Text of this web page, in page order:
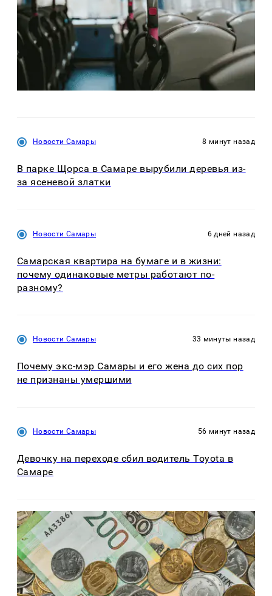
Новости Самары 8 минут назад
В парке Щорса в Самаре вырубили деревья из-
за ясеневой златки
Новости Самары 6 дней назад
Самарская квартира на бумаге и в жизни:
почему одинаковые метры работают по-
разному?
Новости Самары 33 минуты назад
Почему экс-мэр Самары и его жена до сих пор
не признаны умершими
Новости Самары 56 минут назад
Девочку на переходе сбил водитель Toyota в
Самаре